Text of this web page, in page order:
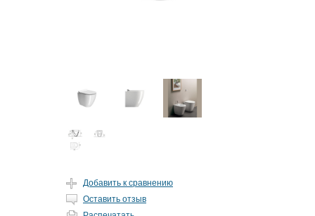
Добавить к сравнению
Оставить отзыв